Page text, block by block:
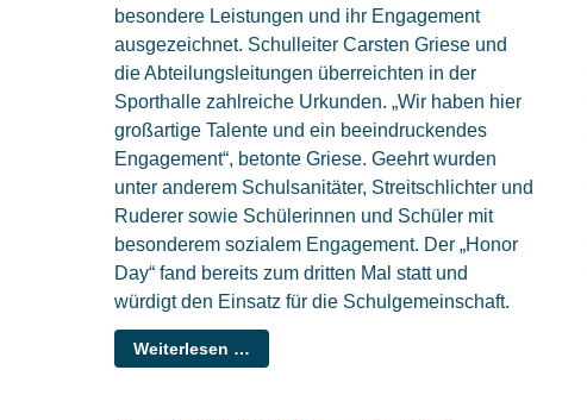
besondere Leistungen und ihr Engagement
ausgezeichnet. Schulleiter Carsten Griese und
die Abteilungsleitungen überreichten in der
Sporthalle zahlreiche Urkunden. „Wir haben hier
großartige Talente und ein beeindruckendes
Engagement“, betonte Griese. Geehrt wurden
unter anderem Schulsanitäter, Streitschlichter und
Ruderer sowie Schülerinnen und Schüler mit
besonderem sozialem Engagement. Der „Honor
Day“ fand bereits zum dritten Mal statt und
würdigt den Einsatz für die Schulgemeinschaft.
Weiterlesen …